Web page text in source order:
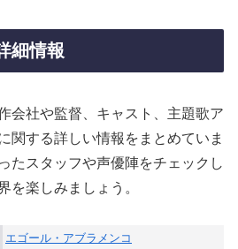
細情報
会社や監督、キャスト、主題歌ア
関する詳しい情報をまとめていま
たスタッフや声優陣をチェックし
を楽しみましょう。
エゴール・アブラメンコ